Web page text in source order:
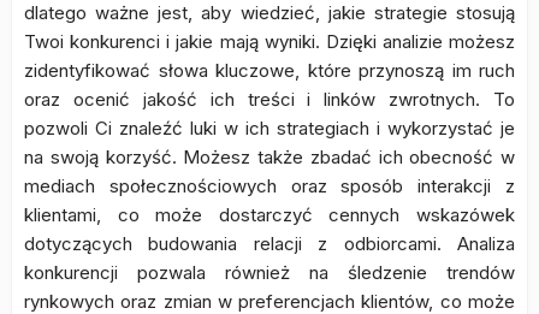
dlatego ważne jest, aby wiedzieć, jakie strategie stosują
Twoi konkurenci i jakie mają wyniki. Dzięki analizie możesz
zidentyfikować słowa kluczowe, które przynoszą im ruch
oraz ocenić jakość ich treści i linków zwrotnych. To
pozwoli Ci znaleźć luki w ich strategiach i wykorzystać je
na swoją korzyść. Możesz także zbadać ich obecność w
mediach społecznościowych oraz sposób interakcji z
klientami, co może dostarczyć cennych wskazówek
dotyczących budowania relacji z odbiorcami. Analiza
konkurencji pozwala również na śledzenie trendów
rynkowych oraz zmian w preferencjach klientów, co może